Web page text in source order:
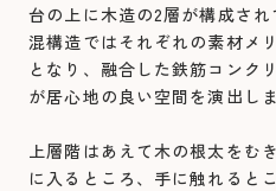
台の上に木造の2層が構成され
混構造ではそれぞれの素材メ
となり、融合した鉄筋コンク
が居心地の良い空間を演出しま
上層階はあえて木の根太をむ
に入るところ、手に触れると